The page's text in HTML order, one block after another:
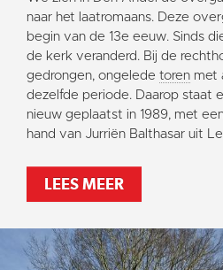
Algemeen
Historie
Omgeving
Activiteiten
Steun ons
Contact
Vaktaal
naar het laatromaans. Deze
begin van de 13e eeuw. Sinds
de kerk veranderd. Bij de
gedrongen, ongelede toren met
dezelfde periode. Daarop staat
nieuw geplaatst in 1989, met
hand van Jurriën Balthasar uit
LEES MEER